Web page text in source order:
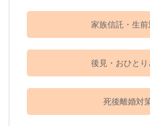
家族信託・生前
後見・おひとり
死後離婚対